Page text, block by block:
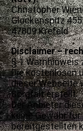
Christopher
Glockenspitz 455
47809 Krefeld
Disclaimer –
§ 1 Warnhinweis
Die kostenlosen
dieser Webseite
Sorgfalt erstellt.
Der Anbieter
keine Gewähr
bereitgestellten